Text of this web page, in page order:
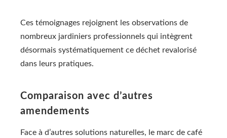
Ces témoignages rejoignent les observations de
nombreux jardiniers professionnels qui intègrent
désormais systématiquement ce déchet revalorisé
dans leurs pratiques.
Comparaison avec d’autres
amendements
Face à d’autres solutions naturelles, le marc de café